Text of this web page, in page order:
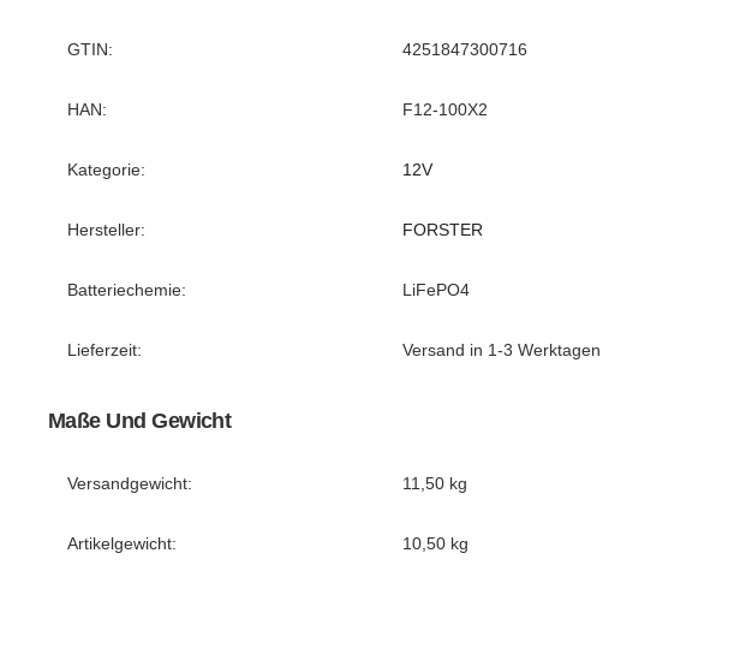
Produkteigenschaft
Wert
GTIN: 4251847300716
HAN: F12-100X2
Kategorie: 12V
Hersteller: FORSTER
Batteriechemie: LiFePO4
Lieferzeit: Versand in 1-3 Werktagen
Maße Und Gewicht
Versandgewicht: 11,50 kg
Artikelgewicht: 10,50 kg